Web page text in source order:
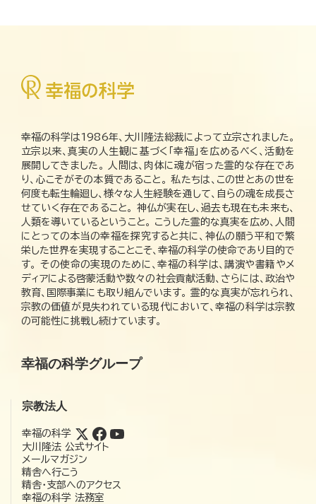
幸福の科学は1986年、大川隆法総裁によって立宗されました。
立宗以来、真実の人生観に基づく「幸福」を広めるべく、活動を
展開してきました。 人間は、肉体に魂が宿った霊的な存在であ
り、心こそがその本質であること。 私たちは、この世とあの世を
何度も転生輪廻し、様々な人生経験を通して、自らの魂を成長さ
せていく存在であること。 神仏が実在し、過去も現在も未来も、
人類を導いているということ。 こうした霊的な真実を広め、人間
にとっての本当の幸福を探究すると共に、神仏の願う平和で繁
栄した世界を実現することこそ、幸福の科学の使命であり目的で
す。 その使命の実現のために、幸福の科学は、講演や書籍やメ
ディアによる啓蒙活動や数々の社会貢献活動、さらには、政治や
教育、国際事業にも取り組んでいます。 霊的な真実が忘れられ、
宗教の価値が見失われている現代において、幸福の科学は宗教
の可能性に挑戦し続けています。
幸福の科学グループ
宗教法人
幸福の科学
大川隆法 公式サイト
メールマガジン
精舎へ行こう
精舎・支部へのアクセス
幸福の科学 法務室